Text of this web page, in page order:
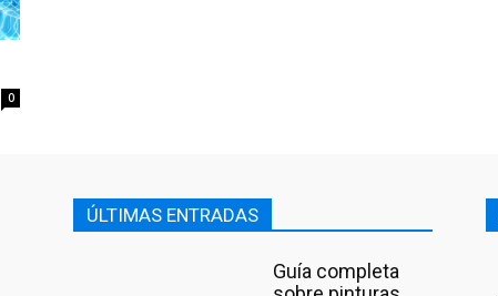
0
ÚLTIMAS ENTRADAS
Guía completa